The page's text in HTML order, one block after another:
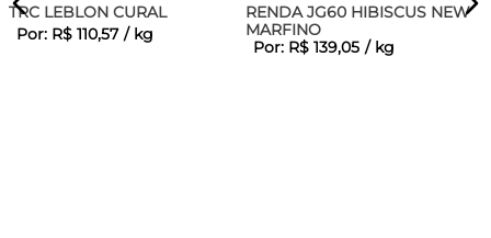
TRC LEBLON CURAL
Por: R$ 110,57 / kg
RENDA JG60 HIBISCUS NEW
MARFINO
Por: R$ 139,05 / kg